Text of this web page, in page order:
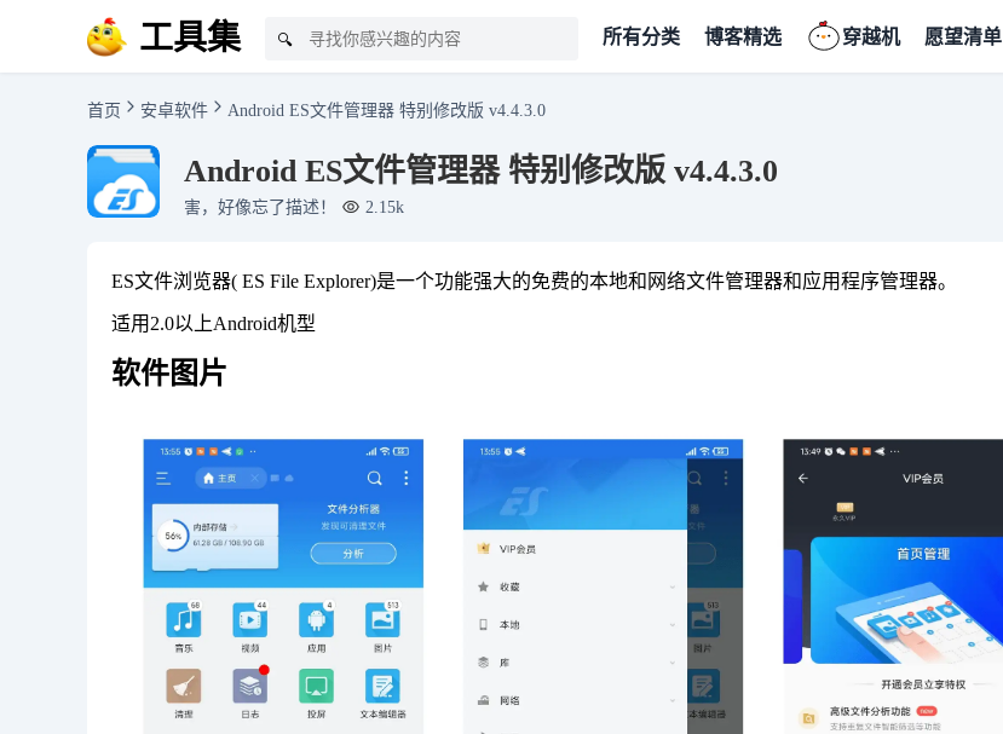
工具集 🔍 所有分类 博客精选 穿越机 愿望清单
首页 安卓软件 Android ES文件管理器 特别修改版 v4.4.3.0
Android ES文件管理器 特别修改版 v4.4.3.0
害，好像忘了描述！ 2.15k
ES文件浏览器( ES File Explorer)是一个功能强大的免费的本地和网络文件管理器和应用程序管理器。
适用2.0以上Android机型
软件图片